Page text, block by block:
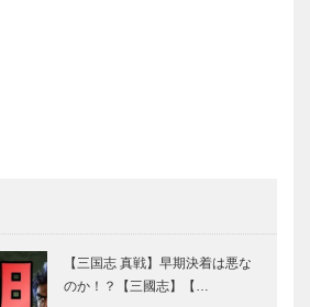
【三国志 真戦】早期決着は悪な
のか！？【三國志】【…